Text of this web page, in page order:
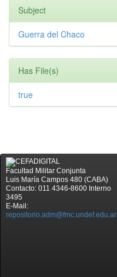
Subject
Guerra del Chaco
Has File(s)
true
Facultad Militar Conjunta
Luis María Campos 480 (CABA)
Contacto: 011 4346-8600 Interno
3495
E-Mail:
repositorio.adm@fmc.undef.edu.ar